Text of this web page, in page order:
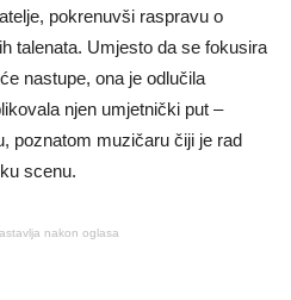
pokrenuvši raspravu o
talenata. Umjesto da se fokusira
nastupe, ona je odlučila
njen umjetnički put –
poznatom muzičaru čiji je rad
scenu.
nakon oglasa